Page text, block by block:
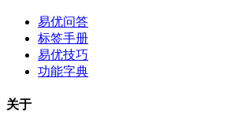
易优问答
标签手册
易优技巧
功能字典
关于